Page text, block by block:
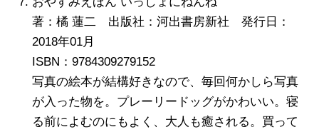
著：橘 蓮二 出版社：河出書房新社 発行日：
2018年01月
ISBN：9784309279152
写真の絵本が結構好きなので、毎回何かしら写真
が入った物を。プレーリードッグがかわいい。寝
る前によむのにもよく、大人も癒される。買って